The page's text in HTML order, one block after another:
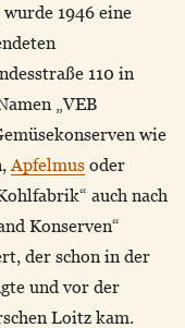
1946 eine
110 in
„VEB
wie
Apfelmus oder
auch nach
Konserven“
der schon in der
und vor der
Loitz kam.